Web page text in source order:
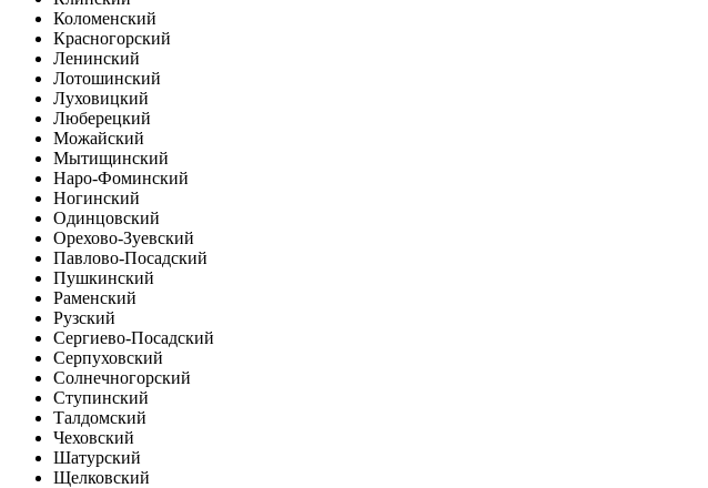
Коломенский
Красногорский
Ленинский
Лотошинский
Луховицкий
Люберецкий
Можайский
Мытищинский
Наро-Фоминский
Ногинский
Одинцовский
Орехово-Зуевский
Павлово-Посадский
Пушкинский
Раменский
Рузский
Сергиево-Посадский
Серпуховский
Солнечногорский
Ступинский
Талдомский
Чеховский
Шатурский
Щелковский